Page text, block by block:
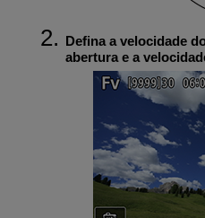
Defina a velocidade
abertura e a